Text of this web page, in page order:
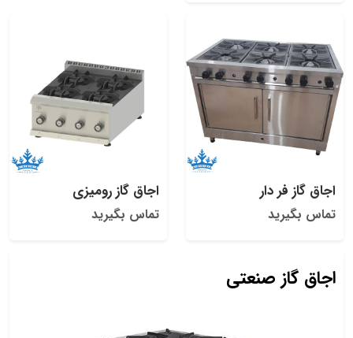
اجاق گاز فر دار
تماس بگیرید
اجاق گاز رومیزی
تماس بگیرید
اجاق گاز صنعتی